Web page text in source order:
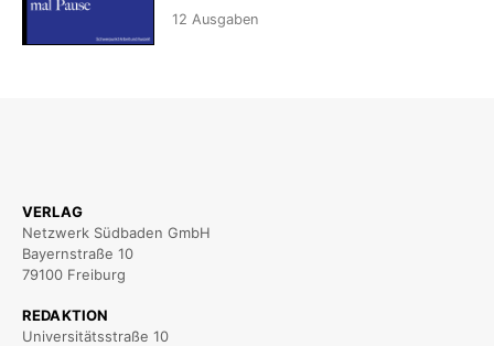
12 Ausgaben
VERLAG
Netzwerk Südbaden GmbH
Bayernstraße 10
79100 Freiburg
REDAKTION
Universitätsstraße 10